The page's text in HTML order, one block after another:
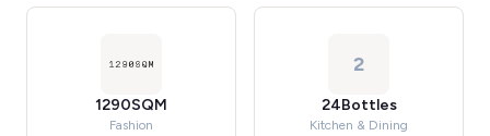
1290SQM
Fashion
2
24Bottles
Kitchen & Dining